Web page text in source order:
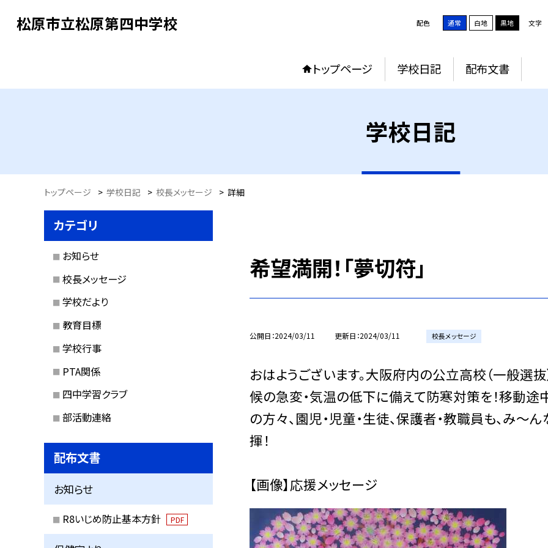
松原市立松原第四中学校 配色 通常 白地 黒地 文字
トップページ 学校日記 配布文書
学校日記
トップページ > 学校日記 > 校長メッセージ > 詳細
希望満開！「夢切符」
公開日 2024/03/11 更新日 2024/03/11 校長メッセージ
おはようございます。大阪府内の公立高校（一般選抜
候の急変・気温の低下に備えて防寒対策を！移動途
の方々、園児・児童・生徒、保護者・教職員も、み〜
揮！
【画像】応援メッセージ
カテゴリ
お知らせ
校長メッセージ
学校だより
教育目標
学校行事
PTA関係
四中学習クラブ
部活動連絡
配布文書
お知らせ
R8いじめ防止基本方針 PDF